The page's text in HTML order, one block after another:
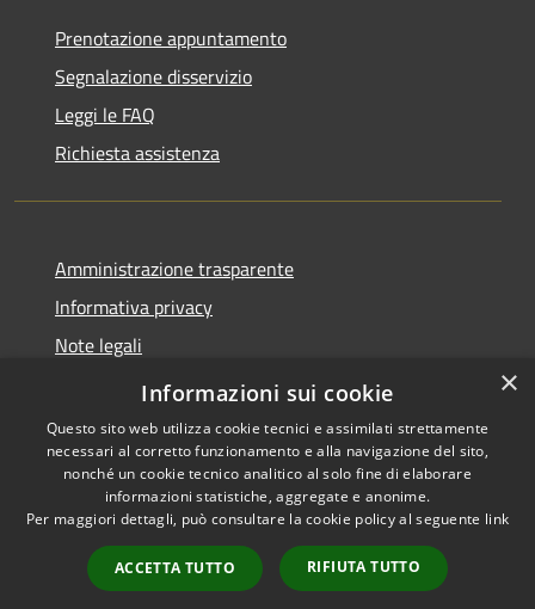
Prenotazione appuntamento
Segnalazione disservizio
Leggi le FAQ
Richiesta assistenza
Amministrazione trasparente
Informativa privacy
Note legali
Dichiarazione di accessibilità
Accessibilità
Copyright © 2026 • Comune di
Zungoli • Powered by
Municipium•
Accesso
redazione
×
Informazioni sui cookie
Questo sito web utilizza cookie tecnici e assimilati strettamente
necessari al corretto funzionamento e alla navigazione del sito,
nonché un cookie tecnico analitico al solo fine di elaborare
informazioni statistiche, aggregate e anonime.
Per maggiori dettagli, può consultare la cookie policy al seguente link
ACCETTA TUTTO RIFIUTA TUTTO